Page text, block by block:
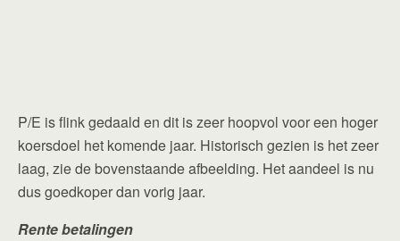
P/E is flink gedaald en dit is zeer hoopvol voor een hoger
koersdoel het komende jaar. Historisch gezien is het zeer
laag, zie de bovenstaande afbeelding. Het aandeel is nu
dus goedkoper dan vorig jaar.
Rente betalingen